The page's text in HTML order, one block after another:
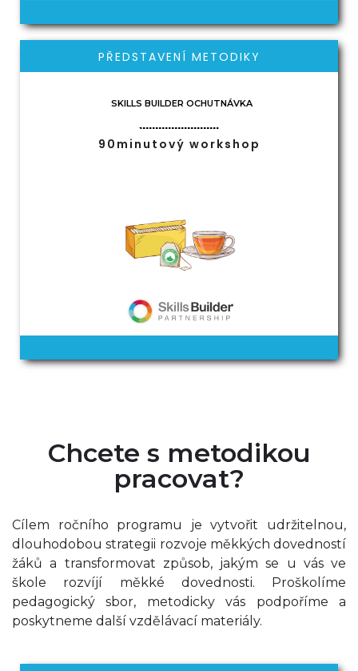
PŘEDSTAVENÍ METODIKY
SKILLS BUILDER OCHUTNÁVKA
90minutový workshop
Chcete s metodikou
pracovat?
Cílem ročního programu je vytvořit udržitelnou,
dlouhodobou strategii rozvoje měkkých dovedností
žáků a transformovat způsob, jakým se u vás ve
škole rozvíjí měkké dovednosti. Proškolíme
pedagogický sbor, metodicky vás podpoříme a
poskytneme další vzdělávací materiály.